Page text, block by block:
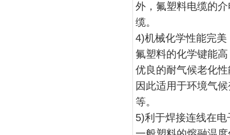
外，氟塑料电缆的
缆。
4)机械化学性能完美
氟塑料的化学键能
优良的耐气候老化
因此适用于环境气
等。
5)利于焊接连线在